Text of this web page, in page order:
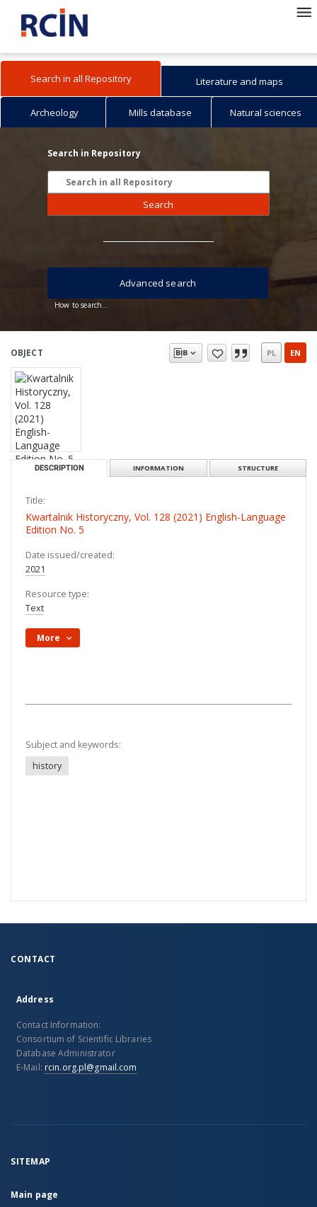
Search in all Repository Literature and maps
Archeology Mills database Natural sciences
Search in Repository
Search
How to search...
Advanced search
OBJECT PL EN
DESCRIPTION INFORMATION STRUCTURE
Title:
Kwartalnik Historyczny, Vol. 128 (2021) English-Language
Edition No. 5
Date issued/created:
2021
Resource type:
Text
More
Subject and keywords:
history
CONTACT
Address
Contact Information:
Consortium of Scientific Libraries
Database Administrator
E-Mail: rcin.org.pl@gmail.com
SITEMAP
Main page